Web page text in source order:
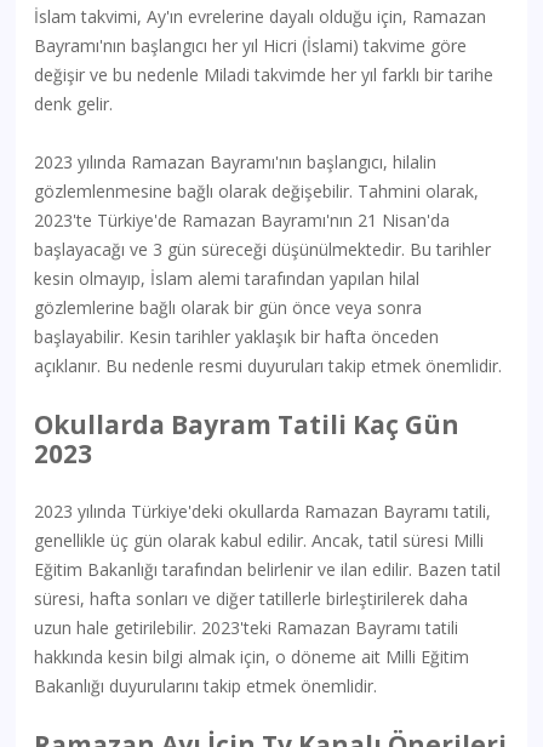
İslam takvimi, Ay'ın evrelerine dayalı olduğu için, Ramazan
Bayramı'nın başlangıcı her yıl Hicri (İslami) takvime göre
değişir ve bu nedenle Miladi takvimde her yıl farklı bir tarihe
denk gelir.
2023 yılında Ramazan Bayramı'nın başlangıcı, hilalin
gözlemlenmesine bağlı olarak değişebilir. Tahmini olarak,
2023'te Türkiye'de Ramazan Bayramı'nın 21 Nisan'da
başlayacağı ve 3 gün süreceği düşünülmektedir. Bu tarihler
kesin olmayıp, İslam alemi tarafından yapılan hilal
gözlemlerine bağlı olarak bir gün önce veya sonra
başlayabilir. Kesin tarihler yaklaşık bir hafta önceden
açıklanır. Bu nedenle resmi duyuruları takip etmek önemlidir.
Okullarda Bayram Tatili Kaç Gün
2023
2023 yılında Türkiye'deki okullarda Ramazan Bayramı tatili,
genellikle üç gün olarak kabul edilir. Ancak, tatil süresi Milli
Eğitim Bakanlığı tarafından belirlenir ve ilan edilir. Bazen tatil
süresi, hafta sonları ve diğer tatillerle birleştirilerek daha
uzun hale getirilebilir. 2023'teki Ramazan Bayramı tatili
hakkında kesin bilgi almak için, o döneme ait Milli Eğitim
Bakanlığı duyurularını takip etmek önemlidir.